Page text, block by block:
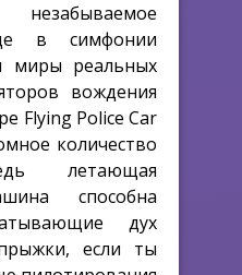
в симфонии
миры реальных
вождения
Flying Police Car
количество
летающая
способна
дух
если ты